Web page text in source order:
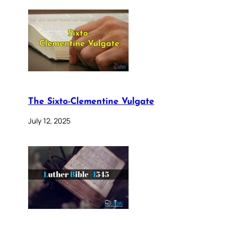
The Sixto-Clementine Vulgate
July 12, 2025